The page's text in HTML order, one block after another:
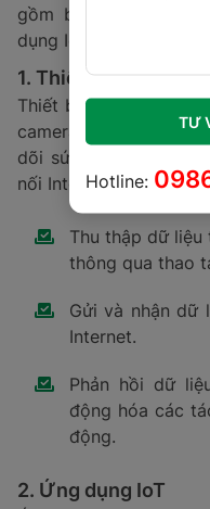
gồm ba thành phần
dụng IoT và giao diện
1. Thiết bị thông minh
Thiết bị thông minh là
camera an ninh,
dõi sức khỏe có tích
nối Internet. Những
Thu thập dữ
thông qua thao
Gửi và nhận dữ
Internet.
Phản hồi dữ
động hóa các
động.
2. Ứng dụng IoT
TƯ
Hotline: